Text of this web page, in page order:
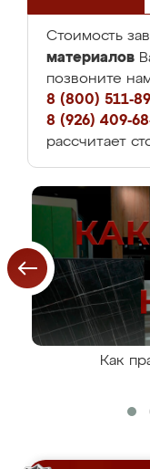
Стоимость
материалов
позвоните
8 (800) 511-
8 (926) 409-
рассчитает
Как